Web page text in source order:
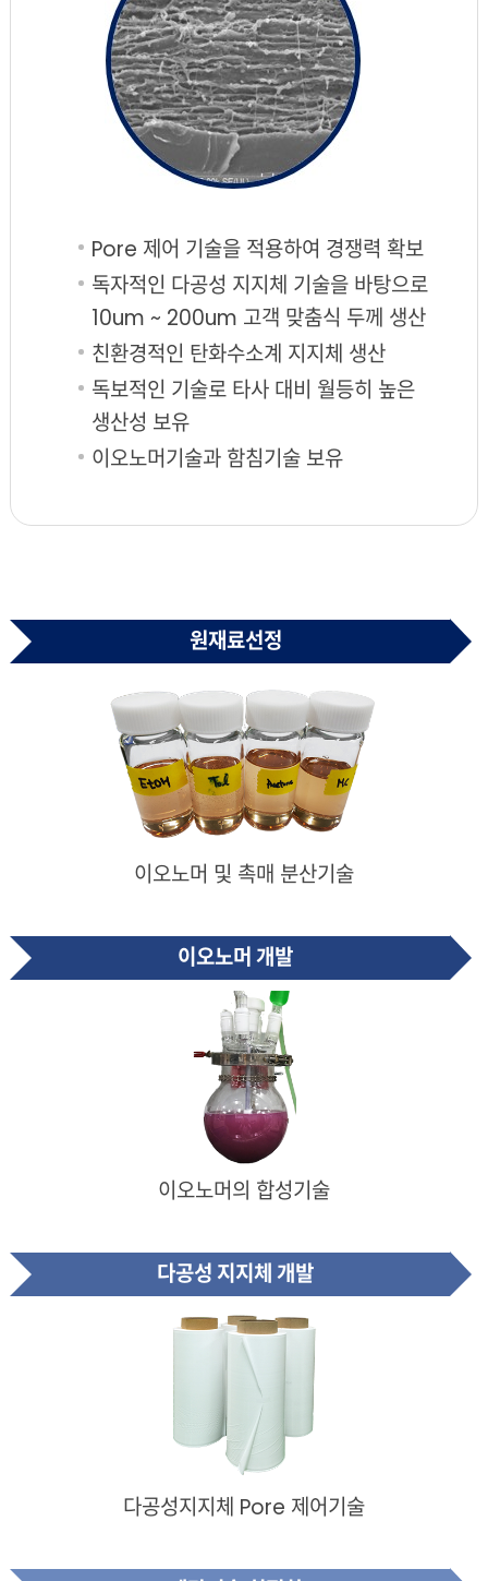
Pore 제어 기술을 적용하여 경쟁력 확보
독자적인 다공성 지지체 기술을 바탕으로
10um ~ 200um 고객 맞춤식 두께 생산
친환경적인 탄화수소계 지지체 생산
독보적인 기술로 타사 대비 월등히 높은
생산성 보유
이오노머기술과 함침기술 보유
원재료선정
이오노머 및 촉매 분산기술
이오노머 개발
이오노머의 합성기술
다공성 지지체 개발
다공성지지체 Pore 제어기술